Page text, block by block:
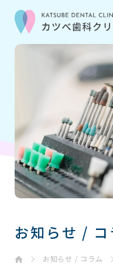
当院について ABOUT
診療科目 OUR CARE
初診の流れ FLOW
お知らせ / コ
お知らせ / コラム